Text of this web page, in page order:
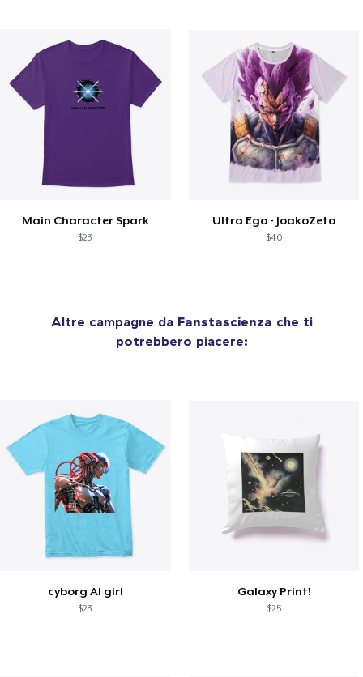
Main Character Spark
$23
Ultra Ego - JoakoZeta
$40
Altre campagne da Fanstascienza che ti
potrebbero piacere:
cyborg AI girl
$23
Galaxy Print!
$25